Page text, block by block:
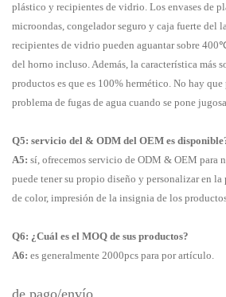
plástico y recipientes de vidrio. Los envases de
microondas, congelador seguro y caja fuerte del
recipientes de vidrio pueden aguantar sobre
del horno incluso. Además, la característica más
productos es que es 100% hermético. No hay que
problema de fugas de agua cuando se pone
Q5: servicio del & ODM del OEM es
A5: sí, ofrecemos servicio de ODM & OEM para
puede tener su propio diseño y personalizar en
de color, impresión de la insignia de los
Q6: ¿Cuál es el MOQ de sus productos?
A6: es generalmente 2000pcs para por artículo.